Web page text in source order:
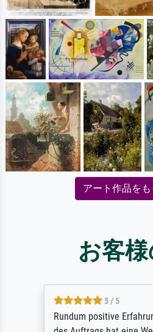
アート作品を
お客
5 / 5
Rundum positive